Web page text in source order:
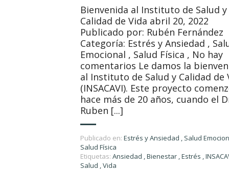
Bienvenida al Instituto de Salud y
Calidad de Vida abril 20, 2022
Publicado por: Rubén Fernández
Categoría: Estrés y Ansiedad ,
Emocional , Salud Física , No hay
comentarios Le damos la
al Instituto de Salud y Calidad de
(INSACAVI). Este proyecto
hace más de 20 años, cuando el
Ruben [...]
Publicado en: Estrés y Ansiedad , Salud
Salud Física
Etiquetas: Ansiedad ,Bienestar ,Estrés ,
Salud ,Vida